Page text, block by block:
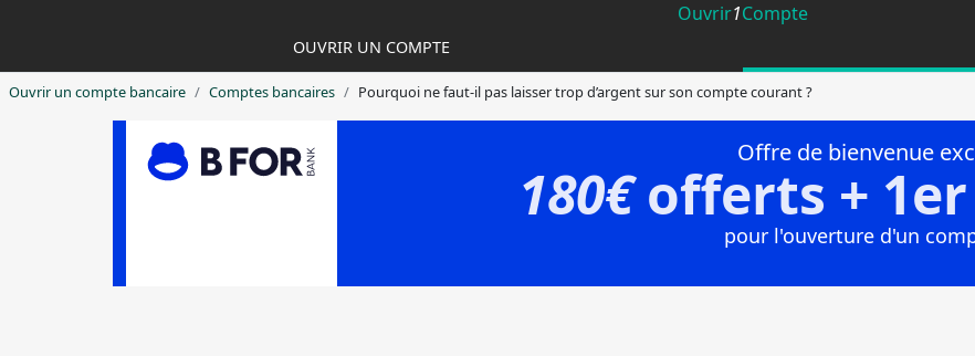
Ouvrir1Compte
OUVRIR UN COMPTE
Ouvrir un compte bancaire Comptes bancaires Pourquoi ne faut-il pas laisser trop d’argent sur son compte courant ?